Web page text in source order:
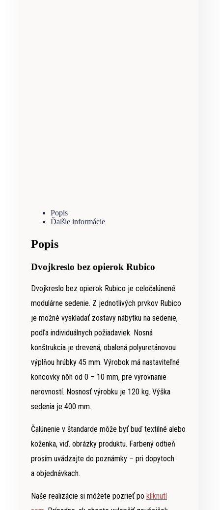
Popis
Ďalšie informácie
Popis
Dvojkreslo bez opierok Rubico
Dvojkreslo bez opierok Rubico je celočalúnené
modulárne sedenie. Z jednotlivých prvkov Rubico
je možné vyskladať zostavy nábytku na sedenie,
podľa individuálnych požiadaviek. Nosná
konštrukcia je drevená, obalená polyuretánovou
výplňou hrúbky 45 mm. Výrobok má nastaviteľné
koncovky nôh od 0 – 10 mm, pre vyrovnanie
nerovností. Nosnosť výrobku je 120 kg. Výška
sedenia je 400 mm.
Čalúnenie v štandarde môže byť buď textilné alebo
koženka, viď. obrázky produktu. Farbený odtieň
prosím uvádzajte do poznámky – pri dopytoch
a objednávkach.
Naše realizácie si môžete pozrieť po kliknutí